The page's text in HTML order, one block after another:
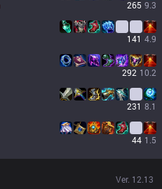
265 9.3
141 4.9
292 10.2
231 8.1
44 1.5
Ver. 12.13